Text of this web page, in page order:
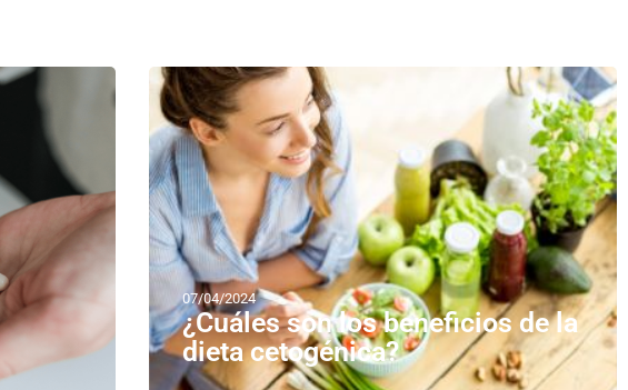
07/04/2024
¿Cuáles son los beneficios de la
dieta cetogénica?